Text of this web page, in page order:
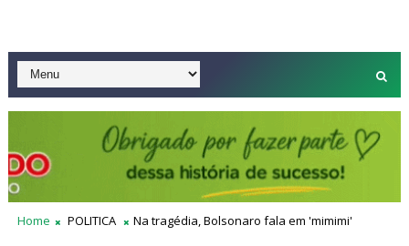
Home POLITICA Na tragédia, Bolsonaro fala em 'mimimi'